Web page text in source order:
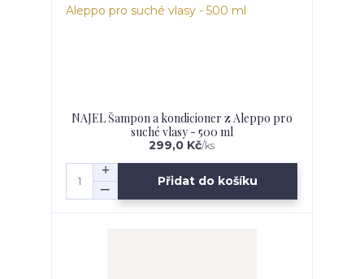
NAJEL Šampon a kondicioner z Aleppo pro
suché vlasy - 500 ml
299,0 Kč/ks
Přidat do košíku